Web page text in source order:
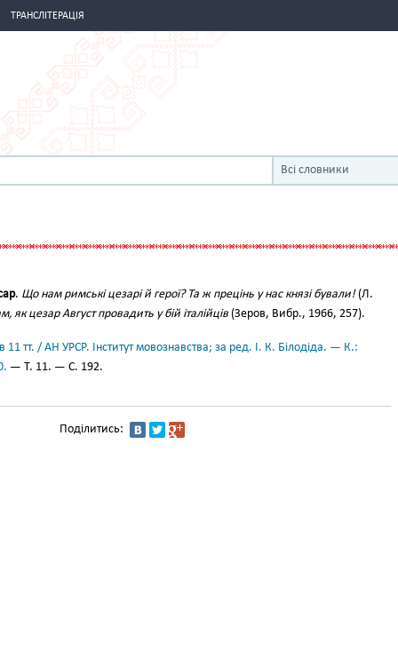
ТРАНСЛІТЕРАЦІЯ
Всі словники
. Що нам римські цезарі й герої? Та ж прецінь у нас князі бували!(Л.
як цезар Август провадить у бій італійців (Зеров, Вибр., 1966, 257).
11 тт. / АН УРСР. Інститут мовознавства; за ред. І. К. Білодіда. — К.:
— Т. 11. — С. 192.
Поділитись: